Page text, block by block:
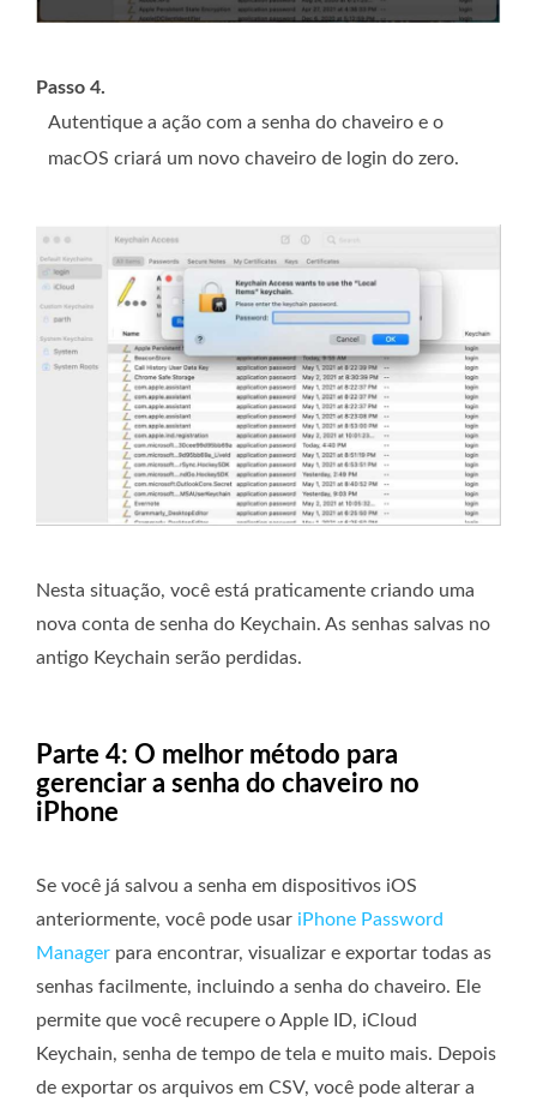
Passo 4.
Autentique a ação com a senha do chaveiro e o
macOS criará um novo chaveiro de login do zero.
Nesta situação, você está praticamente criando uma
nova conta de senha do Keychain. As senhas salvas no
antigo Keychain serão perdidas.
Parte 4: O melhor método para
gerenciar a senha do chaveiro no
iPhone
Se você já salvou a senha em dispositivos iOS
anteriormente, você pode usar iPhone Password
Manager para encontrar, visualizar e exportar todas as
senhas facilmente, incluindo a senha do chaveiro. Ele
permite que você recupere o Apple ID, iCloud
Keychain, senha de tempo de tela e muito mais. Depois
de exportar os arquivos em CSV, você pode alterar a